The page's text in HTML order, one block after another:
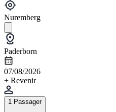
Nuremberg
Paderborn
07/08/2026
+ Revenir
1 Passager